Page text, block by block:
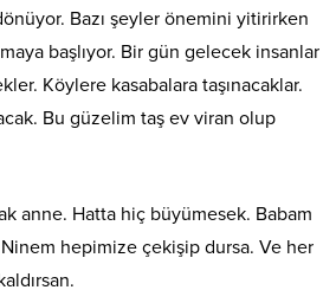
Bazı şeyler önemini yitirirken
başlıyor. Bir gün gelecek insanlar
Köylere kasabalara taşınacaklar.
Bu güzelim taş ev viran olup
anne. Hatta hiç büyümesek. Babam
hepimize çekişip dursa. Ve her